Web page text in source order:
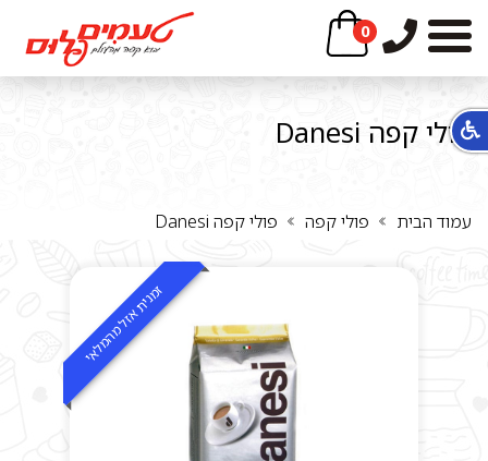
0
פולי קפה Danesi
עמוד הבית פולי קפה פולי קפה Danesi
זמנית אזל מהמלאי